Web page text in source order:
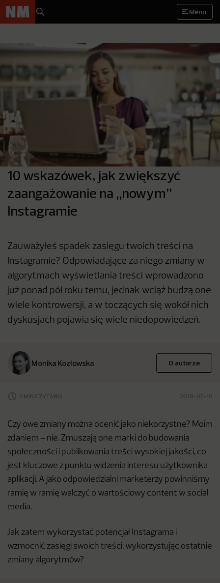
Menu
10 wskazówek, jak zwiększyć
zaangażowanie na „nowym”
Instagramie
Zauważyłeś spadek zasięgu twoich treści na
Instagramie? Odpowiadające za niego zmiany w
algorytmach wyświetlania treści wprowadzono
już ponad pół roku temu, jednak wciąż budzą one
wiele kontrowersji, a w toczących się wokół nich
dyskusjach pojawia się wiele niedopowiedzeń.
Monika Kozłowska O autorze
5 MIN CZYTANIA 2018-07-10
Czy owe zmiany można ocenić jako niekorzystne? Moim
zdaniem – nie. Zmuszają one marki do budowania
społeczności i publikowania treści wysokiej jakości, co
jest kluczowe z punktu widzenia interesu użytkownika
aplikacji. A jako odpowiedzialni marketerzy powinniśmy
ramię w ramię walczyć o wartościowy content w social
media.
Jak zatem wykorzystać potencjał Instagrama i
wzmocnić zasięgi swoich treści, wykorzystując ostatnie
zmiany algorytmów?